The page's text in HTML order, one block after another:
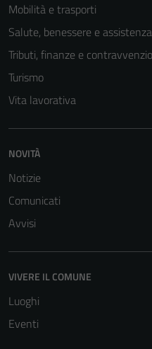
Mobilità e trasporti
Salute, benessere e assistenza
Tributi, finanze e
Turismo
Vita lavorativa
NOVITÀ
Notizie
Comunicati
Avvisi
VIVERE IL COMUNE
Luoghi
Eventi